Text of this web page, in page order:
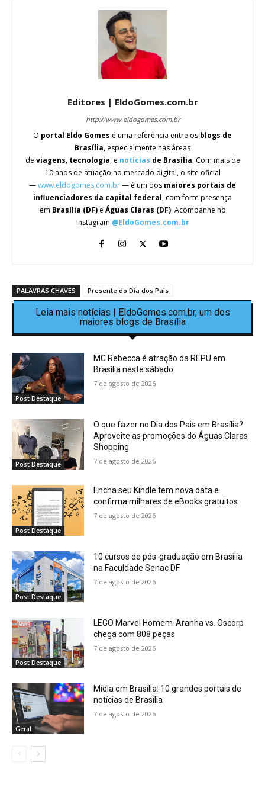
Editores | EldoGomes.com.br
http://www.eldogomes.com.br
O portal Eldo Gomes é uma referência entre os blogs de
Brasília, especialmente nas áreas
de viagens, tecnologia, e notícias de Brasília. Com mais de
10 anos de atuação no mercado digital, o site oficial
—www.eldogomes.com.br— é um dos maiores portais de
influenciadores da capital federal, com forte presença
em Brasília (DF)e Águas Claras (DF). Acompanhe no
Instagram @EldoGomes.com.br
PALAVRAS CHAVES Presente do Dia dos Pais
Leia mais notícias | EldoGomes.com.br, um dos
maiores blogs de Brasília
Post Destaque
MC Rebecca é atração da REPU em
Brasília neste sábado
7 de agosto de 2026
Post Destaque
O que fazer no Dia dos Pais em Brasília?
Aproveite as promoções do Águas Claras
Shopping
7 de agosto de 2026
Post Destaque
Encha seu Kindle tem nova data e
confirma milhares de eBooks gratuitos
7 de agosto de 2026
Post Destaque
10 cursos de pós-graduação em Brasília
na Faculdade Senac DF
7 de agosto de 2026
Post Destaque
LEGO Marvel Homem-Aranha vs. Oscorp
chega com 808 peças
7 de agosto de 2026
Geral
Mídia em Brasília: 10 grandes portais de
notícias de Brasília
7 de agosto de 2026